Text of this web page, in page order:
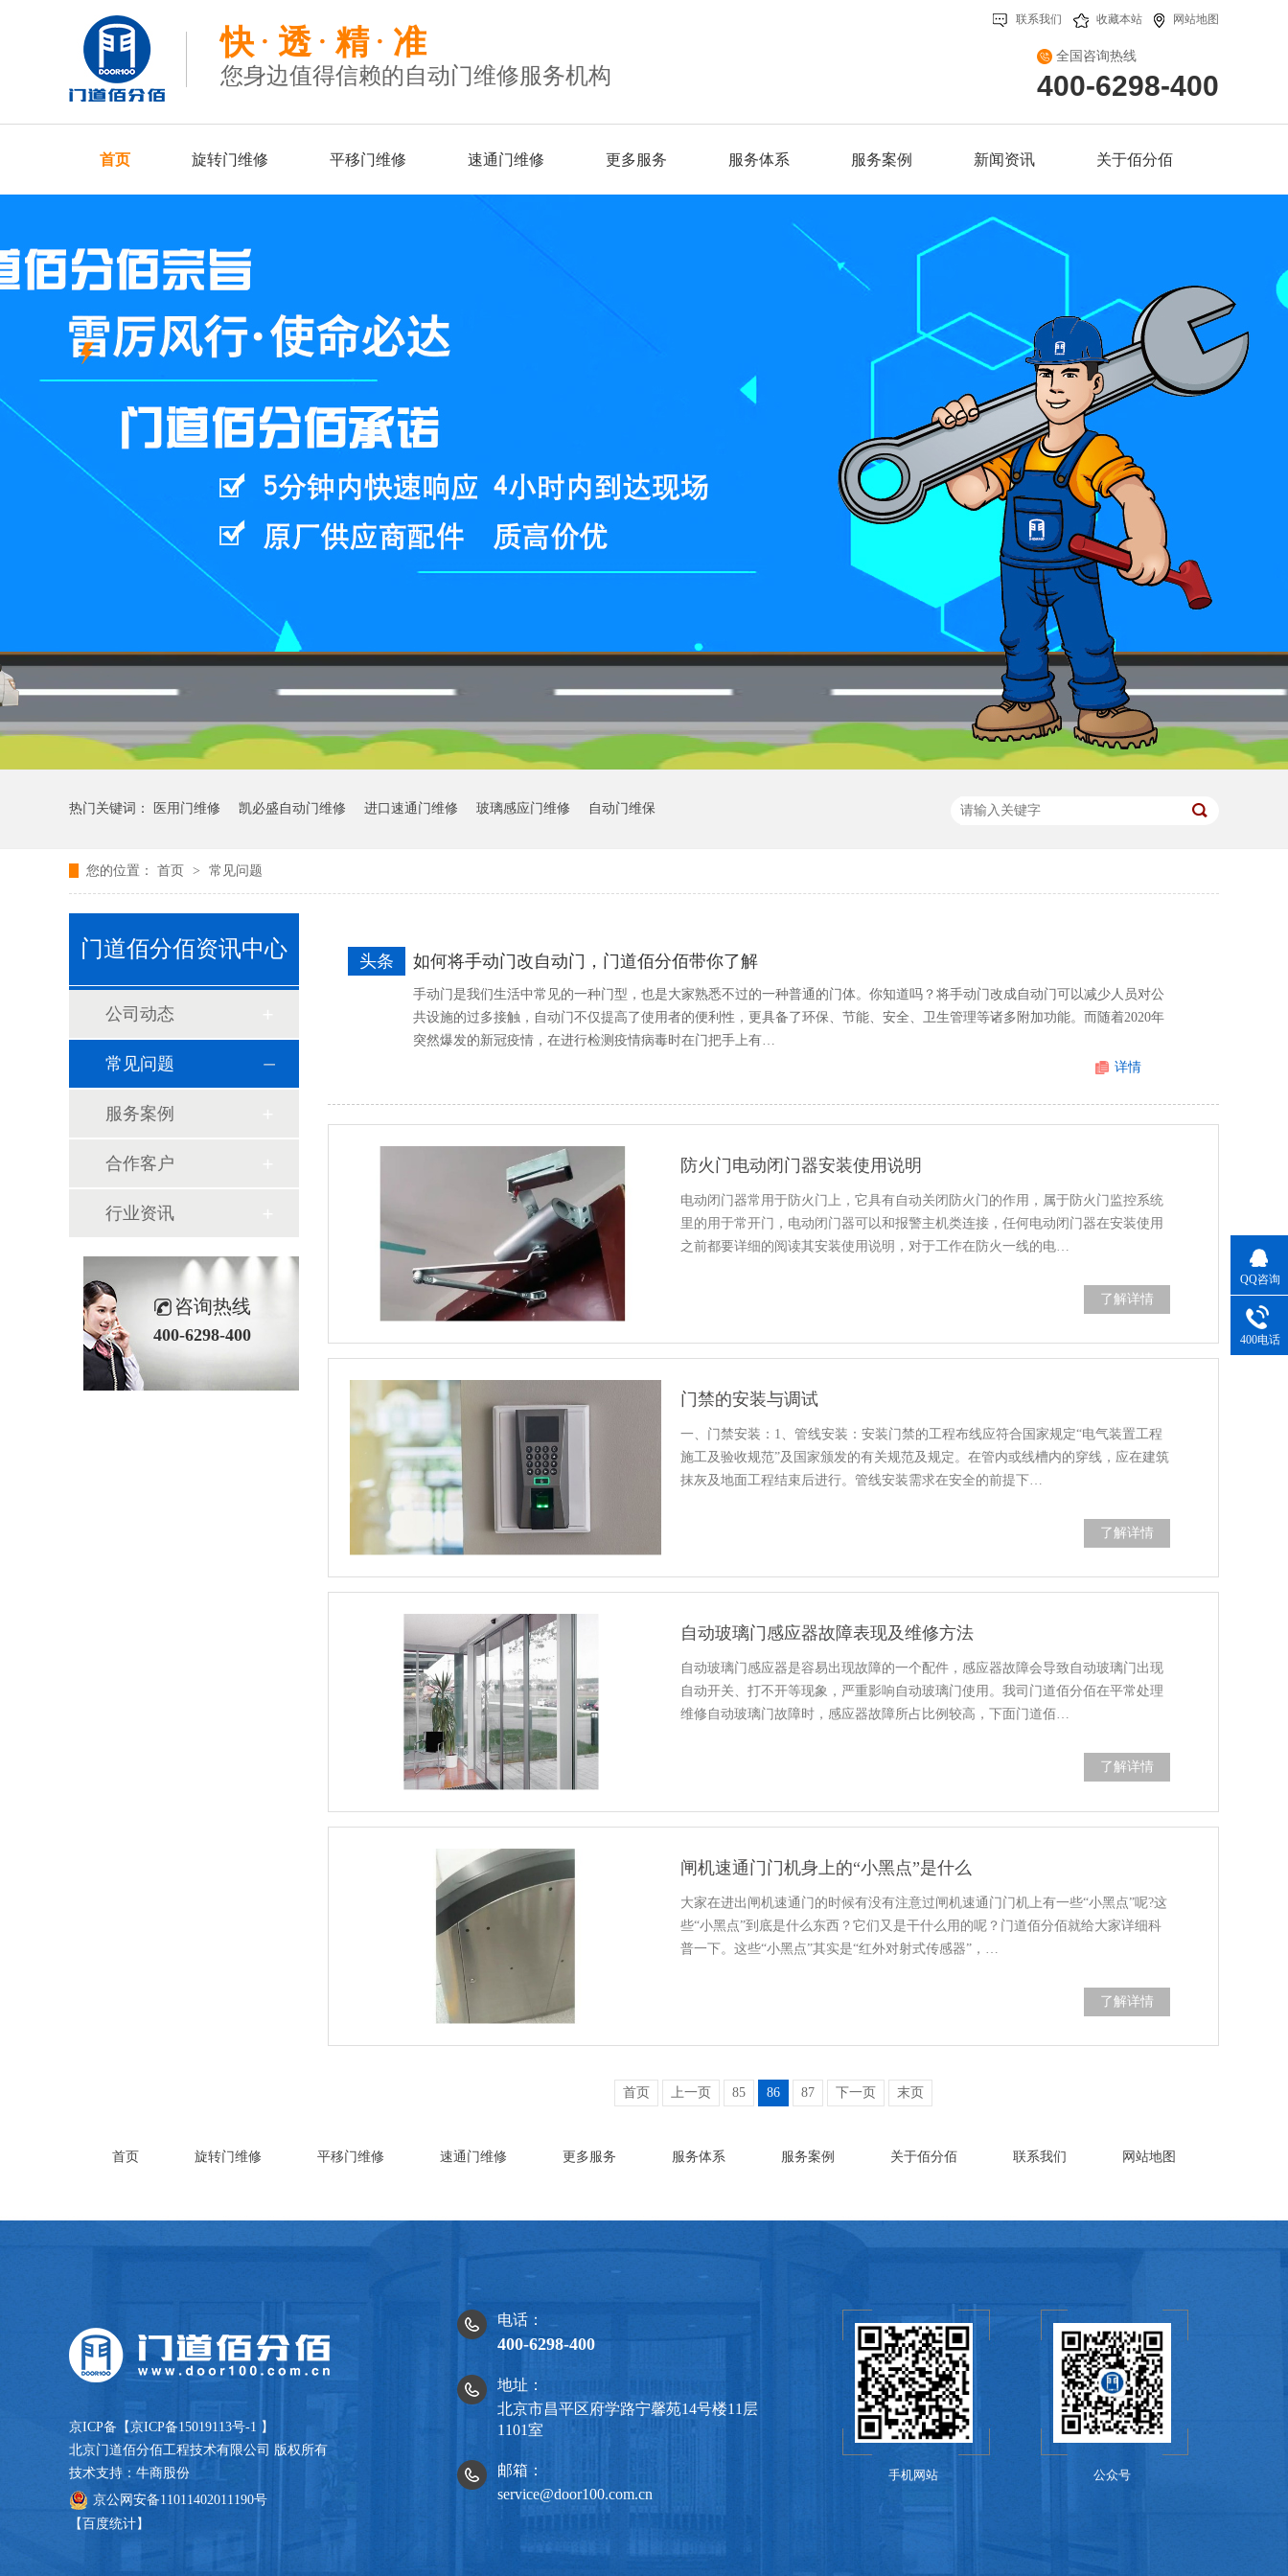
联系我们 收藏本站 网站地图
全国咨询热线
400-6298-400
快 透 精 准
您身边值得信赖的自动门维修服务机构
首页 旋转门维修 平移门维修 速通门维修 更多服务 服务体系 服务案例 新闻资讯 关于佰分佰
热门关键词： 医用门维修 凯必盛自动门维修 进口速通门维修 玻璃感应门维修 自动门维保
您的位置： 首页 > 常见问题
门道佰分佰资讯中心
公司动态
常见问题
服务案例
合作客户
行业资讯
咨询热线
400-6298-400
如何将手动门改自动门，门道佰分佰带你了解
头条
手动门是我们生活中常见的一种门型，也是大家熟悉不过的一种普通的门体。你知道吗？将手动门改成自动门可以减少人员对公
共设施的过多接触，自动门不仅提高了使用者的便利性，更具备了环保、节能、安全、卫生管理等诸多附加功能。而随着2020年
突然爆发的新冠疫情，在进行检测疫情病毒时在门把手上有…
详情
防火门电动闭门器安装使用说明
电动闭门器常用于防火门上，它具有自动关闭防火门的作用，属于防火门监控系统
里的用于常开门，电动闭门器可以和报警主机类连接，任何电动闭门器在安装使用
之前都要详细的阅读其安装使用说明，对于工作在防火一线的电…
了解详情
门禁的安装与调试
一、门禁安装：1、管线安装：安装门禁的工程布线应符合国家规定“电气装置工程
施工及验收规范”及国家颁发的有关规范及规定。在管内或线槽内的穿线，应在建筑
抹灰及地面工程结束后进行。管线安装需求在安全的前提下…
了解详情
自动玻璃门感应器故障表现及维修方法
自动玻璃门感应器是容易出现故障的一个配件，感应器故障会导致自动玻璃门出现
自动开关、打不开等现象，严重影响自动玻璃门使用。我司门道佰分佰在平常处理
维修自动玻璃门故障时，感应器故障所占比例较高，下面门道佰…
了解详情
闸机速通门门机身上的“小黑点”是什么
大家在进出闸机速通门的时候有没有注意过闸机速通门门机上有一些“小黑点”呢?这
些“小黑点”到底是什么东西？它们又是干什么用的呢？门道佰分佰就给大家详细科
普一下。这些“小黑点”其实是“红外对射式传感器”，…
了解详情
首页 上一页 85 86 87 下一页 末页
首页 旋转门维修 平移门维修 速通门维修 更多服务 服务体系 服务案例 关于佰分佰 联系我们 网站地图
京ICP备【京ICP备15019113号-1 】
北京门道佰分佰工程技术有限公司 版权所有
技术支持：牛商股份
京公网安备11011402011190号
【百度统计】
电话：
400-6298-400
地址：
北京市昌平区府学路宁馨苑14号楼11层
1101室
邮箱：
service@door100.com.cn
手机网站 公众号
QQ咨询
400电话